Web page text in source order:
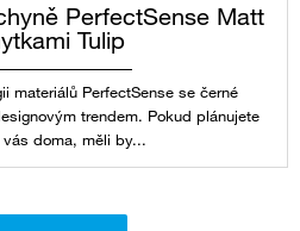
PerfectSense Matt
Tulip
materiálů PerfectSense se černé
trendem. Pokud plánujete
doma, měli by...